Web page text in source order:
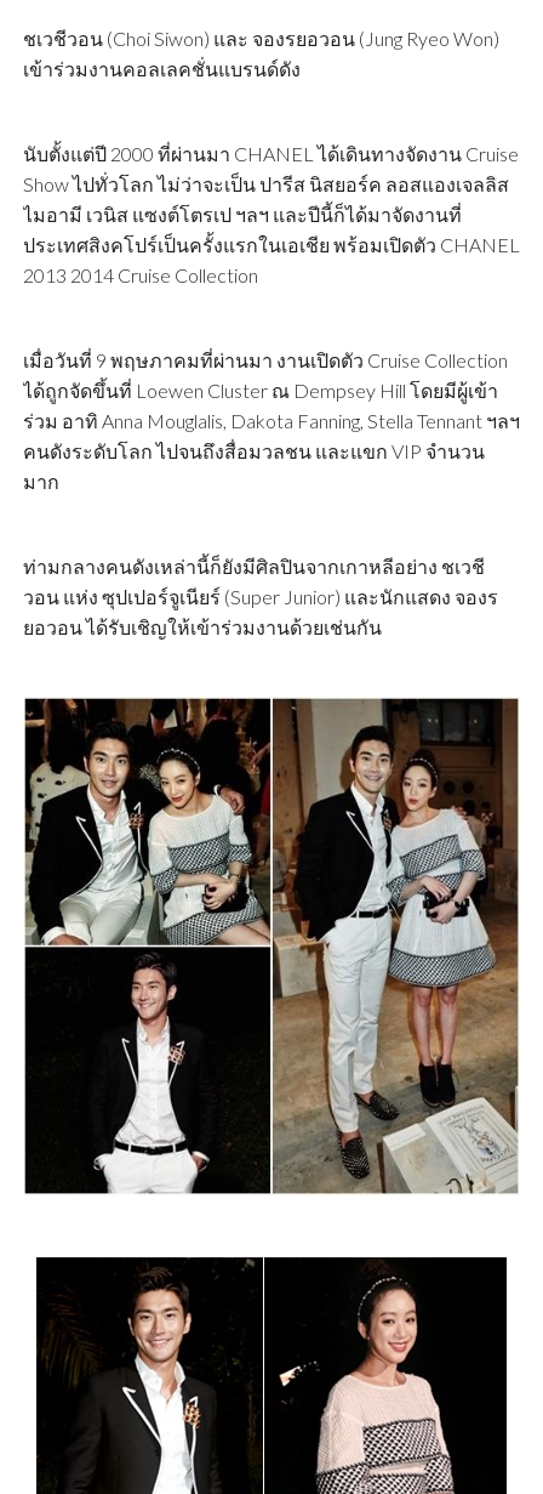
ชเวชีวอน (Choi Siwon) และ จองรยอวอน (Jung Ryeo Won)
เข้าร่วมงานคอลเลคชั่นแบรนด์ดัง
นับตั้งแต่ปี 2000 ที่ผ่านมา CHANEL ได้เดินทางจัดงาน Cruise
Show ไปทั่วโลก ไม่ว่าจะเป็น ปารีส นิสยอร์ค ลอสแองเจลลิส
ไมอามี เวนิส แซงต์โตรเป ฯลฯ และปีนี้ก็ได้มาจัดงานที่
ประเทศสิงคโปร์เป็นครั้งแรกในเอเชีย พร้อมเปิดตัว CHANEL
2013 2014 Cruise Collection
เมื่อวันที่ 9 พฤษภาคมที่ผ่านมา งานเปิดตัว Cruise Collection
ได้ถูกจัดขึ้นที่ Loewen Cluster ณ Dempsey Hill โดยมีผู้เข้า
ร่วม อาทิ Anna Mouglalis, Dakota Fanning, Stella Tennant ฯลฯ
คนดังระดับโลก ไปจนถึงสื่อมวลชน และแขก VIP จำนวน
มาก
ท่ามกลางคนดังเหล่านี้ก็ยังมีศิลปินจากเกาหลีอย่าง ชเวชี
วอน แห่ง ซุปเปอร์จูเนียร์ (Super Junior) และนักแสดง จองร
ยอวอน ได้รับเชิญให้เข้าร่วมงานด้วยเช่นกัน